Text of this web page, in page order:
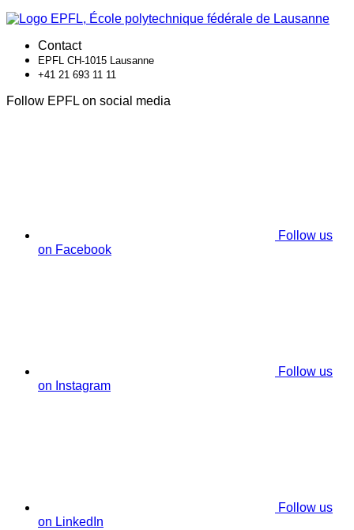
Contact
EPFL CH-1015 Lausanne
+41 21 693 11 11
Follow EPFL on social media
Follow us
on Facebook
Follow us
on Instagram
Follow us
on LinkedIn